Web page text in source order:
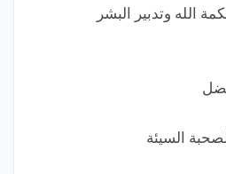
الله وتدبير البشر
السيئة